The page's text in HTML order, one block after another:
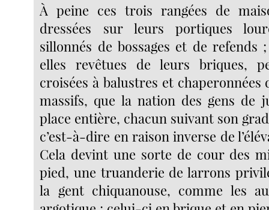
À peine ces trois rangées de
dressées sur leurs portiques
sillonnés de bossages et de
elles revêtues de leurs briques,
croisées à balustres et chaperonnées
massifs, que la nation des gens de
place entière, chacun suivant son
c’est-à-dire en raison inverse de
Cela devint une sorte de cour des
pied, une truanderie de larrons
la gent chiquanouse, comme les